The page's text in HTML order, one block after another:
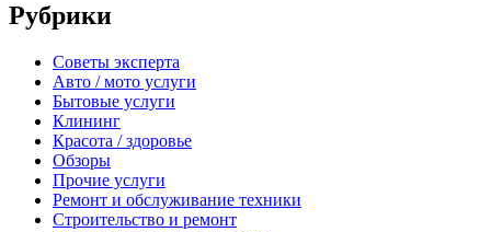
Рубрики
Советы эксперта
Авто / мото услуги
Бытовые услуги
Клининг
Красота / здоровье
Обзоры
Прочие услуги
Ремонт и обслуживание техники
Строительство и ремонт